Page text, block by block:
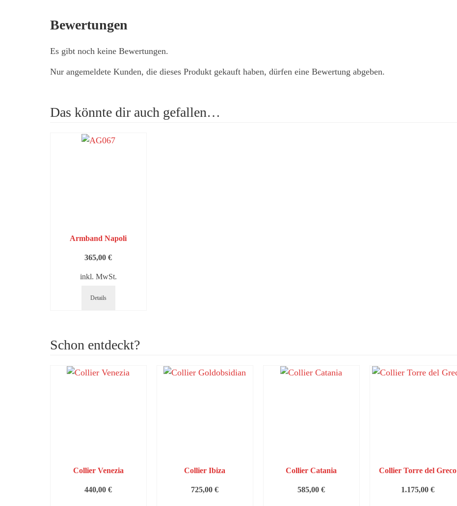
Bewertungen
Es gibt noch keine Bewertungen.
Nur angemeldete Kunden, die dieses Produkt gekauft haben, dürfen eine Bewertung abgeben.
Das könnte dir auch gefallen…
Armband Napoli
365,00€
inkl. MwSt.
Details
Schon entdeckt?
Collier Venezia
440,00€
Collier Ibiza
725,00€
Collier Catania
585,00€
Collier Torre del Greco
1.175,00€